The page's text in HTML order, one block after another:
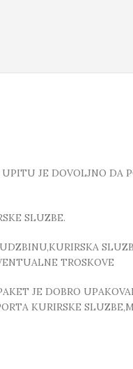
JE DOVOLJNO DA
SLUZBE.
TROSKOVE
JE DOBRO
KURIRSKE